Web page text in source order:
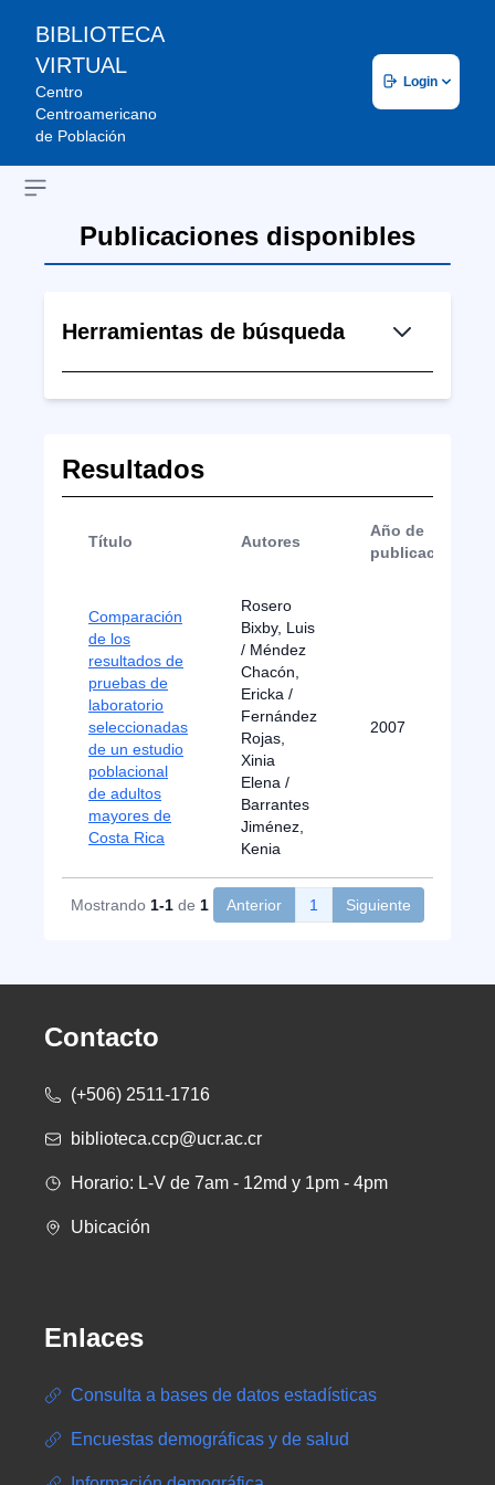
BIBLIOTECA
VIRTUAL
Centro
Centroamericano
de Población
Login
Open sidebar
Publicaciones disponibles
Herramientas de búsqueda
Resultados
Título Autores
Año de
publicación
Comparación
de los
resultados de
pruebas de
laboratorio
seleccionadas
de un estudio
poblacional
de adultos
mayores de
Costa Rica
Rosero
Bixby, Luis
/ Méndez
Chacón,
Ericka /
Fernández
Rojas,
Xinia
Elena /
Barrantes
Jiménez,
Kenia
2007
Mostrando 1-1 de 1 Anterior 1 Siguiente
Contacto
(+506) 2511-1716
biblioteca.ccp@ucr.ac.cr
Horario: L-V de 7am - 12md y 1pm - 4pm
Ubicación
Enlaces
Consulta a bases de datos estadísticas
Encuestas demográficas y de salud